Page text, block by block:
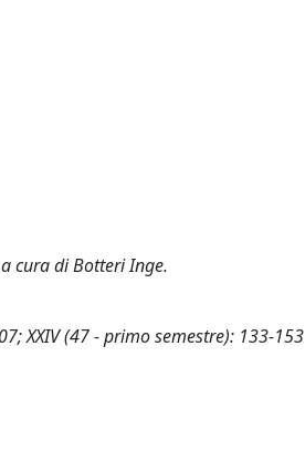
cura di Botteri Inge.
XXIV (47 - primo semestre): 133-153